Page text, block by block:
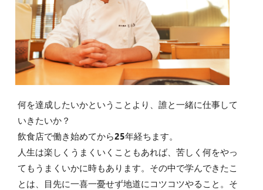
何を達成したいかということより、誰と一緒に仕事して
いきたいか？
飲食店で働き始めてから25年経ちます。
人生は楽しくうまくいくこともあれば、苦しく何をやっ
てもうまくいかに時もあります。その中で学んできたこ
とは、目先に一喜一憂せず地道にコツコツやること。そ